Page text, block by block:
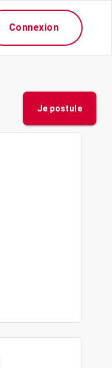
Connexion
Je postule